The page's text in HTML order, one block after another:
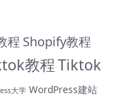
程 Shopify教程
教程Tiktok
大学 WordPress建站